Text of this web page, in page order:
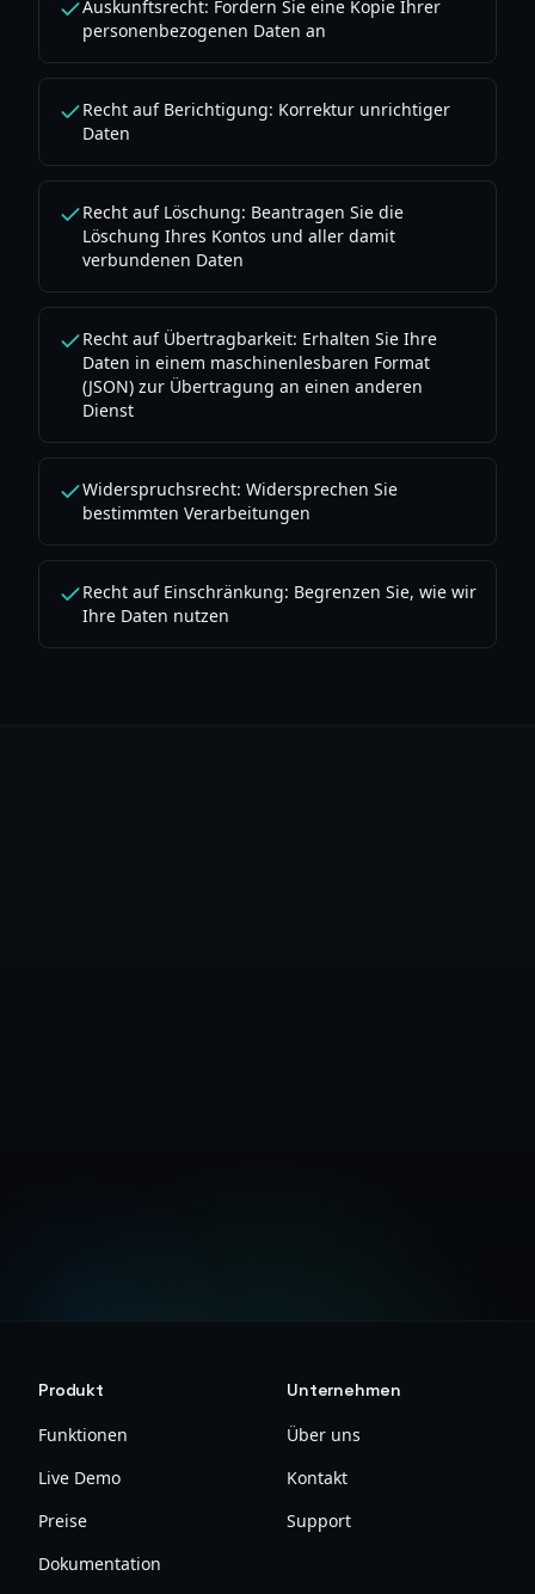
Auskunftsrecht: Fordern Sie eine Kopie Ihrer
personenbezogenen Daten an
Recht auf Berichtigung: Korrektur unrichtiger
Daten
Recht auf Löschung: Beantragen Sie die
Löschung Ihres Kontos und aller damit
verbundenen Daten
Recht auf Übertragbarkeit: Erhalten Sie Ihre
Daten in einem maschinenlesbaren Format
(JSON) zur Übertragung an einen anderen
Dienst
Widerspruchsrecht: Widersprechen Sie
bestimmten Verarbeitungen
Recht auf Einschränkung: Begrenzen Sie, wie wir
Ihre Daten nutzen
Produkt
Funktionen
Live Demo
Preise
Dokumentation
Unternehmen
Über uns
Kontakt
Support